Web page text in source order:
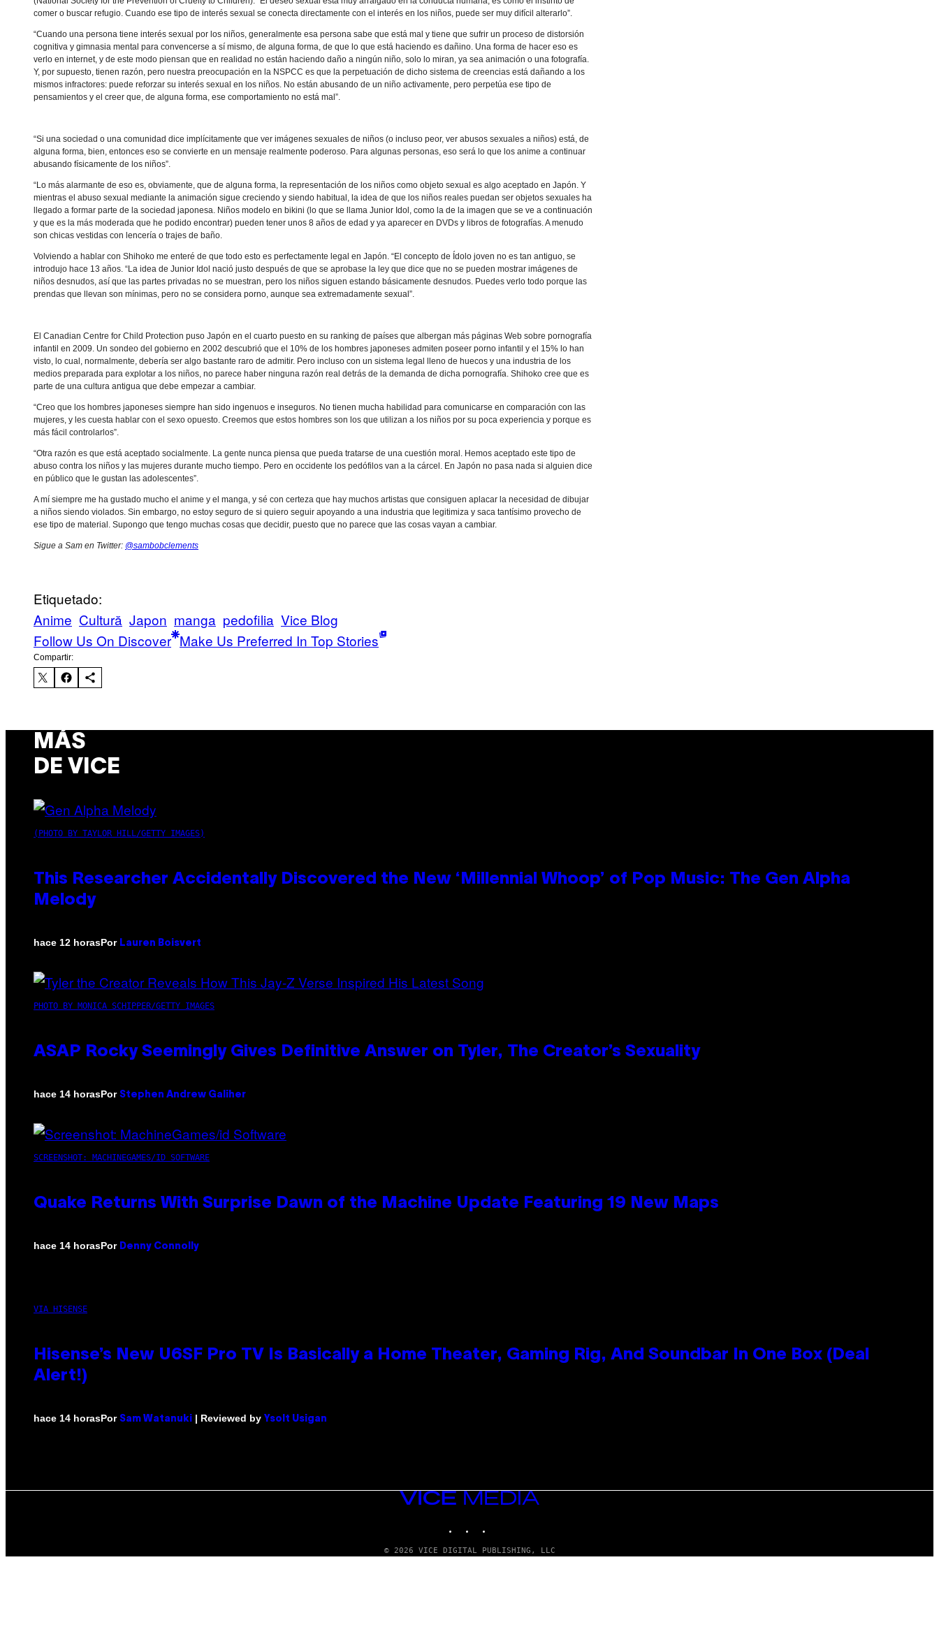
comer o buscar refugio. Cuando ese tipo de interés sexual se conecta directamente con el interés en los niños, puede ser muy difícil alterarlo”.
“Cuando una persona tiene interés sexual por los niños, generalmente esa persona sabe que está mal y tiene que sufrir un proceso de distorsión
cognitiva y gimnasia mental para convencerse a sí mismo, de alguna forma, de que lo que está haciendo es dañino. Una forma de hacer eso es
verlo en internet, y de este modo piensan que en realidad no están haciendo daño a ningún niño, solo lo miran, ya sea animación o una fotografía.
Y, por supuesto, tienen razón, pero nuestra preocupación en la NSPCC es que la perpetuación de dicho sistema de creencias está dañando a los
mismos infractores: puede reforzar su interés sexual en los niños. No están abusando de un niño activamente, pero perpetúa ese tipo de
pensamientos y el creer que, de alguna forma, ese comportamiento no está mal”.
“Si una sociedad o una comunidad dice implícitamente que ver imágenes sexuales de niños (o incluso peor, ver abusos sexuales a niños) está, de
alguna forma, bien, entonces eso se convierte en un mensaje realmente poderoso. Para algunas personas, eso será lo que los anime a continuar
abusando físicamente de los niños”.
“Lo más alarmante de eso es, obviamente, que de alguna forma, la representación de los niños como objeto sexual es algo aceptado en Japón. Y
mientras el abuso sexual mediante la animación sigue creciendo y siendo habitual, la idea de que los niños reales puedan ser objetos sexuales ha
llegado a formar parte de la sociedad japonesa. Niños modelo en bikini (lo que se llama Junior Idol, como la de la imagen que se ve a continuación
y que es la más moderada que he podido encontrar) pueden tener unos 8 años de edad y ya aparecer en DVDs y libros de fotografías. A menudo
son chicas vestidas con lencería o trajes de baño.
Volviendo a hablar con Shihoko me enteré de que todo esto es perfectamente legal en Japón. “El concepto de Ídolo joven no es tan antiguo, se
introdujo hace 13 años. “La idea de Junior Idol nació justo después de que se aprobase la ley que dice que no se pueden mostrar imágenes de
niños desnudos, así que las partes privadas no se muestran, pero los niños siguen estando básicamente desnudos. Puedes verlo todo porque las
prendas que llevan son mínimas, pero no se considera porno, aunque sea extremadamente sexual”.
El Canadian Centre for Child Protection puso Japón en el cuarto puesto en su ranking de países que albergan más páginas Web sobre pornografía
infantil en 2009. Un sondeo del gobierno en 2002 descubrió que el 10% de los hombres japoneses admiten poseer porno infantil y el 15% lo han
visto, lo cual, normalmente, debería ser algo bastante raro de admitir. Pero incluso con un sistema legal lleno de huecos y una industria de los
medios preparada para explotar a los niños, no parece haber ninguna razón real detrás de la demanda de dicha pornografía. Shihoko cree que es
parte de una cultura antigua que debe empezar a cambiar.
“Creo que los hombres japoneses siempre han sido ingenuos e inseguros. No tienen mucha habilidad para comunicarse en comparación con las
mujeres, y les cuesta hablar con el sexo opuesto. Creemos que estos hombres son los que utilizan a los niños por su poca experiencia y porque es
más fácil controlarlos”.
“Otra razón es que está aceptado socialmente. La gente nunca piensa que pueda tratarse de una cuestión moral. Hemos aceptado este tipo de
abuso contra los niños y las mujeres durante mucho tiempo. Pero en occidente los pedófilos van a la cárcel. En Japón no pasa nada si alguien dice
en público que le gustan las adolescentes”.
A mí siempre me ha gustado mucho el anime y el manga, y sé con certeza que hay muchos artistas que consiguen aplacar la necesidad de dibujar
a niños siendo violados. Sin embargo, no estoy seguro de si quiero seguir apoyando a una industria que legitimiza y saca tantísimo provecho de
ese tipo de material. Supongo que tengo muchas cosas que decidir, puesto que no parece que las cosas vayan a cambiar.
Sigue a Sam en Twitter: @sambobclements
Etiquetado:
Anime Cultură Japon manga pedofilia Vice Blog
Follow Us On Discover Make Us Preferred In Top Stories
Compartir:
MÁS
DE VICE
(PHOTO BY TAYLOR HILL/GETTY IMAGES)
This Researcher Accidentally Discovered the New ‘Millennial Whoop’ of Pop Music: The Gen Alpha
Melody
hace 12 horasPor Lauren Boisvert
PHOTO BY MONICA SCHIPPER/GETTY IMAGES
ASAP Rocky Seemingly Gives Definitive Answer on Tyler, The Creator’s Sexuality
hace 14 horasPor Stephen Andrew Galiher
SCREENSHOT: MACHINEGAMES/ID SOFTWARE
Quake Returns With Surprise Dawn of the Machine Update Featuring 19 New Maps
hace 14 horasPor Denny Connolly
VIA HISENSE
Hisense’s New U6SF Pro TV Is Basically a Home Theater, Gaming Rig, And Soundbar In One Box (Deal
Alert!)
hace 14 horasPor Sam Watanuki | Reviewed by Ysolt Usigan
VICE
MEDIA
© 2026 VICE DIGITAL PUBLISHING, LLC